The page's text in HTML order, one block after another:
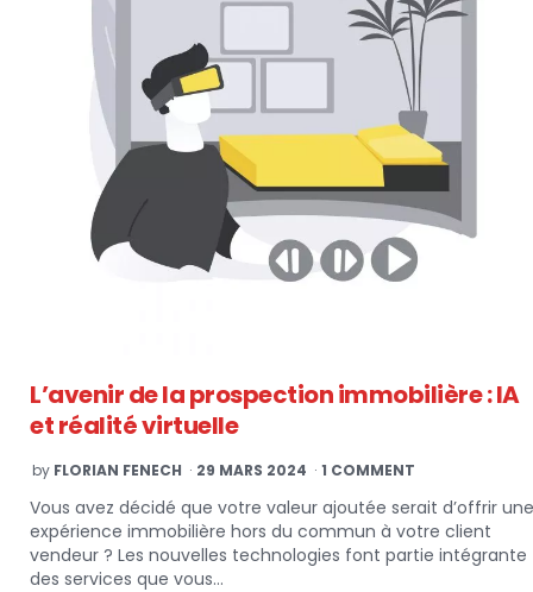
L’avenir de la prospection immobilière : IA
et réalité virtuelle
POSTED
BY
by FLORIAN FENECH 29 MARS 2024 1 COMMENT
Vous avez décidé que votre valeur ajoutée serait d’offrir une
expérience immobilière hors du commun à votre client
vendeur ? Les nouvelles technologies font partie intégrante
des services que vous…